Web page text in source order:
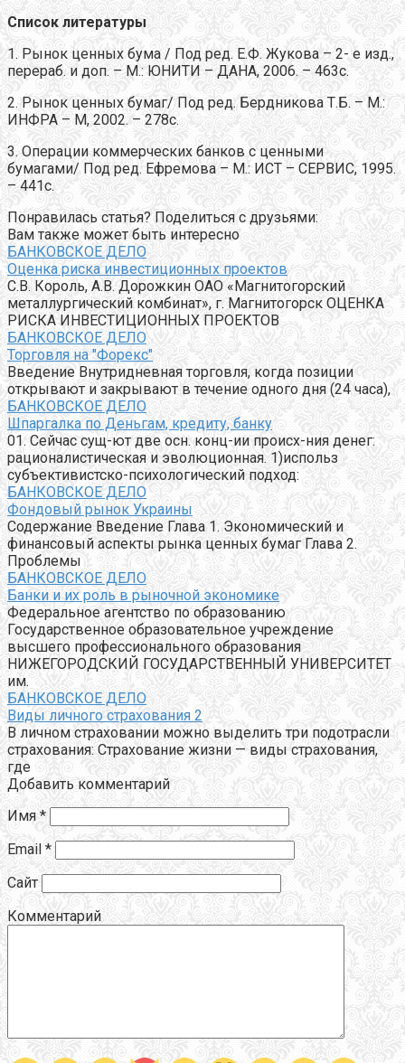
Список литературы
1. Рынок ценных бума / Под ред. Е.Ф. Жукова – 2- е изд.,
перераб. и доп. – М.: ЮНИТИ – ДАНА, 2006. – 463с.
2. Рынок ценных бумаг/ Под ред. Бердникова Т.Б. – М.:
ИНФРА – М, 2002. – 278с.
3. Операции коммерческих банков с ценными
бумагами/ Под ред. Ефремова – М.: ИСТ – СЕРВИС, 1995.
– 441с.
Понравилась статья? Поделиться с друзьями:
Вам также может быть интересно
БАНКОВСКОЕ ДЕЛО
Оценка риска инвестиционных проектов
С.В. Король, А.В. Дорожкин ОАО «Магнитогорский
металлургический комбинат», г. Магнитогорск ОЦЕНКА
РИСКА ИНВЕСТИЦИОННЫХ ПРОЕКТОВ
БАНКОВСКОЕ ДЕЛО
Торговля на "Форекс"
Введение Внутридневная торговля, когда позиции
открывают и закрывают в течение одного дня (24 часа),
БАНКОВСКОЕ ДЕЛО
Шпаргалка по Деньгам, кредиту, банку
01. Сейчас сущ-ют две осн. конц-ии происх-ния денег:
рационалистическая и эволюционная. 1)использ
субъективистско-психологический подход:
БАНКОВСКОЕ ДЕЛО
Фондовый рынок Украины
Содержание Введение Глава 1. Экономический и
финансовый аспекты рынка ценных бумаг Глава 2.
Проблемы
БАНКОВСКОЕ ДЕЛО
Банки и их роль в рыночной экономике
Федеральное агентство по образованию
Государственное образовательное учреждение
высшего профессионального образования
НИЖЕГОРОДСКИЙ ГОСУДАРСТВЕННЫЙ УНИВЕРСИТЕТ
им.
БАНКОВСКОЕ ДЕЛО
Виды личного страхования 2
В личном страховании можно выделить три подотрасли
страхования: Страхование жизни — виды страхования,
где
Добавить комментарий
Имя *
Email *
Сайт
Комментарий